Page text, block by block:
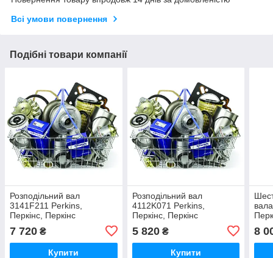
Всі умови повернення
Подібні товари компанії
Розподільний вал
3141F211 Perkins,
Перкінс, Перкінс
7 720 ₴
Купити
Розподільний вал
4112K071 Perkins,
Перкінс, Перкінс
5 820₴
Купити
8